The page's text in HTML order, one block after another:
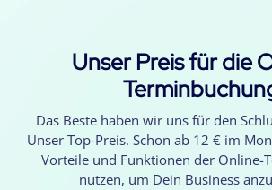
Unser Preis für die
Das Beste haben wir uns für den
Unser Top-Preis. Schon ab 12 € im
Vorteile und Funktionen der Online-
nutzen, um Dein Business